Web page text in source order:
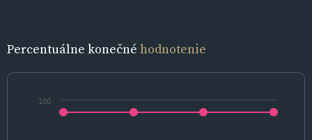
Percentuálne konečné hodnotenie
100